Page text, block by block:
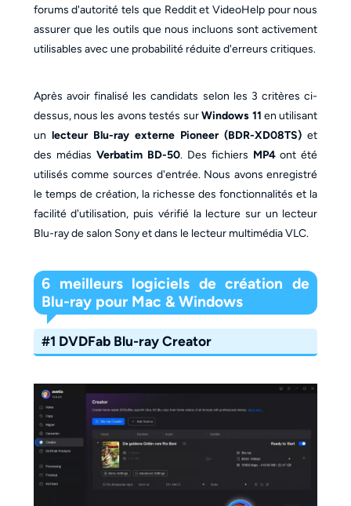
forums d'autorité tels que Reddit et VideoHelp pour nous
assurer que les outils que nous incluons sont activement
utilisables avec une probabilité réduite d'erreurs critiques.
Après avoir finalisé les candidats selon les 3 critères ci-
dessus, nous les avons testés surWindows 11en utilisant
un lecteur Blu-ray externe Pioneer (BDR-XD08TS) et
des médias Verbatim BD-50. Des fichiers MP4ont été
utilisés comme sources d'entrée. Nous avons enregistré
le temps de création, la richesse des fonctionnalités et la
facilité d'utilisation, puis vérifié la lecture sur un lecteur
Blu-ray de salon Sony et dans le lecteur multimédia VLC.
6 meilleurs logiciels de création de
Blu-ray pour Mac & Windows
#1 DVDFab Blu-ray Creator